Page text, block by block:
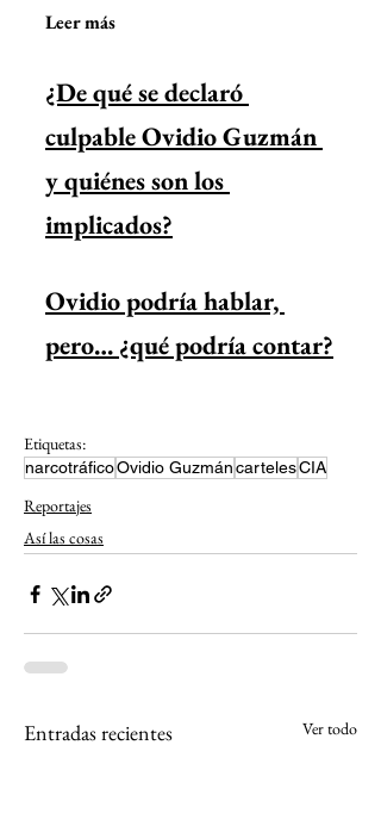
Leer más
¿De qué se declaró
culpable Ovidio Guzmán
y quiénes son los
implicados?
Ovidio podría hablar,
pero… ¿qué podría contar?
Etiquetas:
narcotráficoOvidio GuzmáncartelesCIA
Reportajes
Así las cosas
Entradas recientes Ver todo